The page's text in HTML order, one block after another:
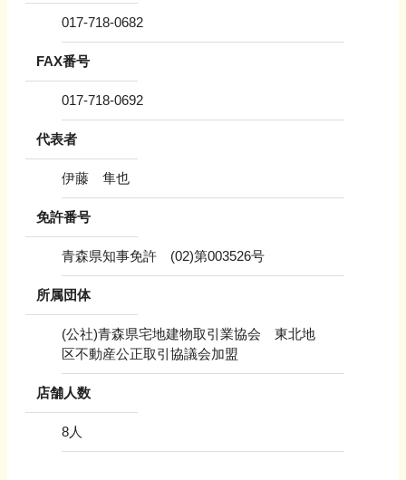
017-718-0682
FAX番号
017-718-0692
代表者
伊藤 隼也
免許番号
青森県知事免許 (02)第003526号
所属団体
(公社)青森県宅地建物取引業協会 東北地
区不動産公正取引協議会加盟
店舗人数
8人